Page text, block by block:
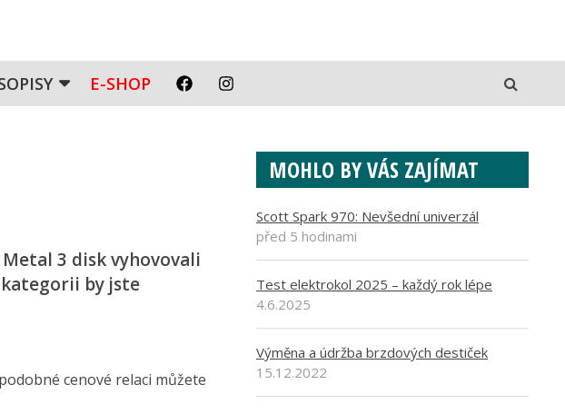
E-SHOP
3 disk vyhovovali
kategorii by jste
cenové relaci můžete
MOHLO BY VÁS ZAJÍMAT
Scott Spark 970: Nevšední univerzál
před 5 hodinami
Test elektrokol 2025 – každý rok lépe
4.6.2025
Výměna a údržba brzdových destiček
15.12.2022